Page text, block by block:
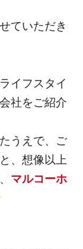
ていただき
イフスタイ
社をご紹介
うえで、ご
、想像以上
マルコーホ